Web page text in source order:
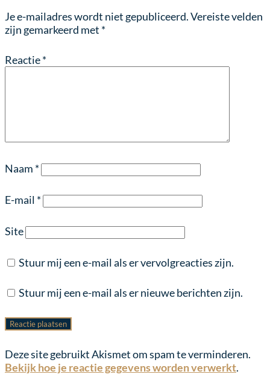
Je e-mailadres wordt niet gepubliceerd.Vereiste velden
zijn gemarkeerd met *
Reactie*
Naam *
E-mail *
Site
Stuur mij een e-mail als er vervolgreacties zijn.
Stuur mij een e-mail als er nieuwe berichten zijn.
Deze site gebruikt Akismet om spam te verminderen.
Bekijk hoe je reactie gegevens worden verwerkt.